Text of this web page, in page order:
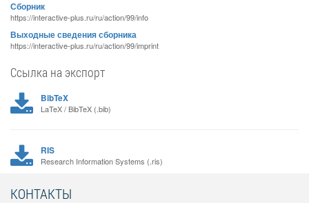
Сборник
https://interactive-plus.ru/ru/action/99/info
Выходные сведения сборника
https://interactive-plus.ru/ru/action/99/imprint
Ссылка на экспорт
BibTeX
LaTeX / BibTeX (.bib)
RIS
Research Information Systems (.ris)
КОНТАКТЫ